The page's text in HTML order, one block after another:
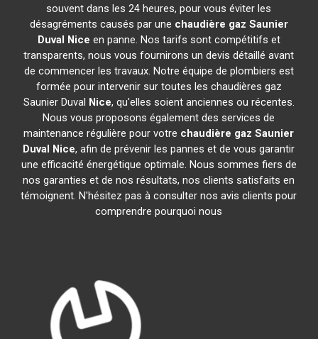
souvent dans les 24 heures, pour vous éviter les
désagréments causés par une chaudière gaz Saunier
Duval Nice en panne. Nos tarifs sont compétitifs et
transparents, nous vous fournirons un devis détaillé avant
de commencer les travaux. Notre équipe de plombiers est
formée pour intervenir sur toutes les chaudières gaz
Saunier Duval Nice, qu'elles soient anciennes ou récentes.
Nous vous proposons également des services de
maintenance régulière pour votre chaudière gaz Saunier
Duval Nice, afin de prévenir les pannes et de vous garantir
une efficacité énergétique optimale. Nous sommes fiers de
nos garanties et de nos résultats, nos clients satisfaits en
témoignent. N'hésitez pas à consulter nos avis clients pour
comprendre pourquoi nous